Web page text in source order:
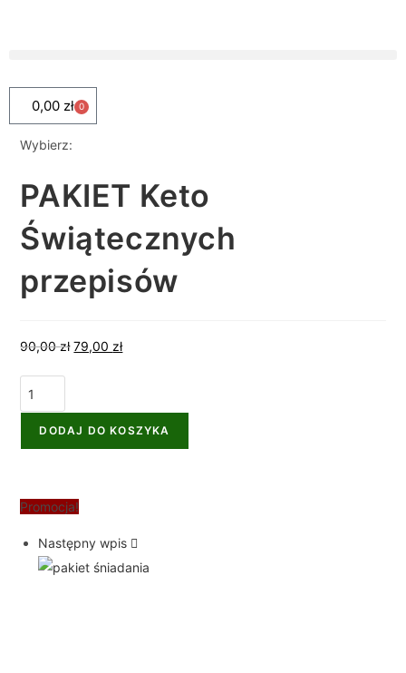
0,00 zł 0
Wybierz:
PAKIET Keto
Świątecznych
przepisów
90,00zł 79,00 zł
DODAJ DO KOSZYKA
Promocja!
Następny wpis